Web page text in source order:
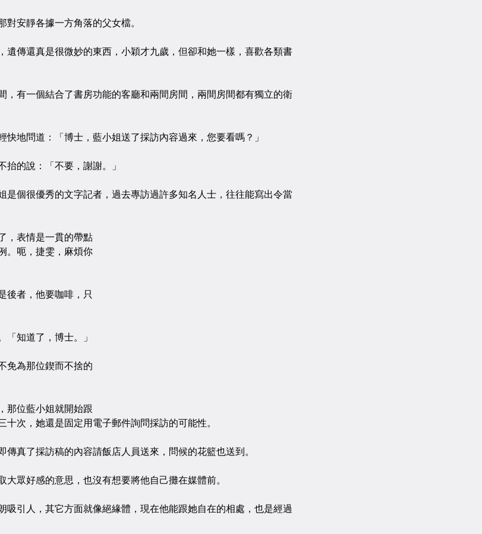
安靜各據一方角落的父女檔。
傳還真是很微妙的東西，小穎才九歲，但卻和她一樣，喜歡各類書
有一個結合了書房功能的客廳和兩間房間，兩間房間都有獨立的衛
地問道：「博士，藍小姐送了採訪內容過來，您要看嗎？」
的說：「不要，謝謝。」
個很優秀的文字記者，過去專訪過許多知名人士，往往能寫出令當
表情是一貫的帶點
。呃，捷雯，麻煩你
者，他要咖啡，只
知道了，博士。」
為那位鍥而不捨的
位藍小姐就開始跟
十次，她還是固定用電子郵件詢問採訪的可能性。
真了採訪稿的內容請飯店人員送來，問候的花籃也送到。
眾好感的意思，也沒有想要將他自己攤在媒體前。
引人，其它方面就像絕緣體，現在他能跟她自在的相處，也是經過